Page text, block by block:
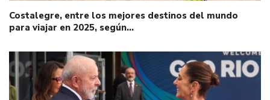
Costalegre, entre los mejores destinos del mundo
para viajar en 2025, según…